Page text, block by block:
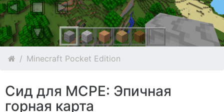
Minecraft Pocket Edition
Сид для MCPE: Эпичная
горная карта